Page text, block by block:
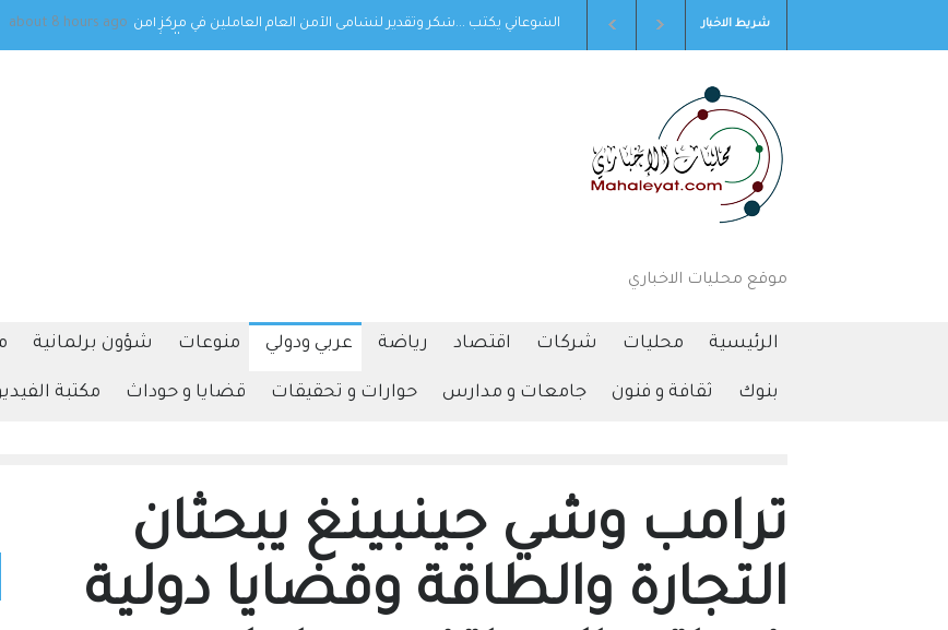
شريط الاخبار تهنئه للعريس الغالي مصطفى محمد أبو شريعة .
يكتب ...شكر وتقدير لنشامى الأمن العام العاملين في مركز أمن
about 8 hours ago
موقع محليات الاخباري
الرئيسية محليات شركات اقتصاد رياضة عربي ودولي منوعات شؤون برلمانية
بنوك ثقافة و فنون جامعات و مدارس حوارات و تحقيقات قضايا و حوداث مكتبة
ترامب وشي جينبينغ يبحثان
التجارة والطاقة وقضايا دولية